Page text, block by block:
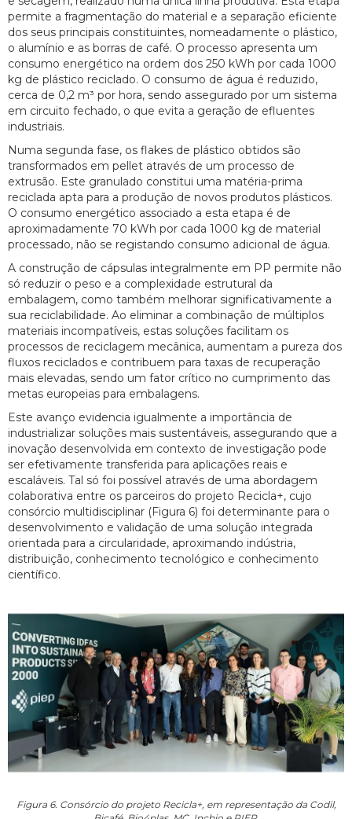
permite a fragmentação do material e a separação eficiente
dos seus principais constituintes, nomeadamente o plástico,
o alumínio e as borras de café. O processo apresenta um
consumo energético na ordem dos 250 kWh por cada 1000
kg de plástico reciclado. O consumo de água é reduzido,
cerca de 0,2 m³ por hora, sendo assegurado por um sistema
em circuito fechado, o que evita a geração de efluentes
industriais.
Numa segunda fase, os flakes de plástico obtidos são
transformados em pellet através de um processo de
extrusão. Este granulado constitui uma matéria-prima
reciclada apta para a produção de novos produtos plásticos.
O consumo energético associado a esta etapa é de
aproximadamente 70 kWh por cada 1000 kg de material
processado, não se registando consumo adicional de água.
A construção de cápsulas integralmente em PP permite não
só reduzir o peso e a complexidade estrutural da
embalagem, como também melhorar significativamente a
sua reciclabilidade. Ao eliminar a combinação de múltiplos
materiais incompatíveis, estas soluções facilitam os
processos de reciclagem mecânica, aumentam a pureza dos
fluxos reciclados e contribuem para taxas de recuperação
mais elevadas, sendo um fator crítico no cumprimento das
metas europeias para embalagens.
Este avanço evidencia igualmente a importância de
industrializar soluções mais sustentáveis, assegurando que a
inovação desenvolvida em contexto de investigação pode
ser efetivamente transferida para aplicações reais e
escaláveis. Tal só foi possível através de uma abordagem
colaborativa entre os parceiros do projeto Recicla+, cujo
consórcio multidisciplinar (Figura 6) foi determinante para o
desenvolvimento e validação de uma solução integrada
orientada para a circularidade, aproximando indústria,
distribuição, conhecimento tecnológico e conhecimento
científico.
Figura 6. Consórcio do projeto Recicla+, em representação da Codil,